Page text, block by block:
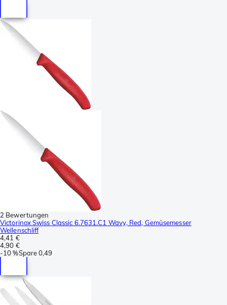
2 Bewertungen
Victorinox Swiss Classic 6.7631.C1 Wavy, Red, Gemüsemesser
Wellenschliff
4,41 €
4,90 €
-10 %Spare0,49